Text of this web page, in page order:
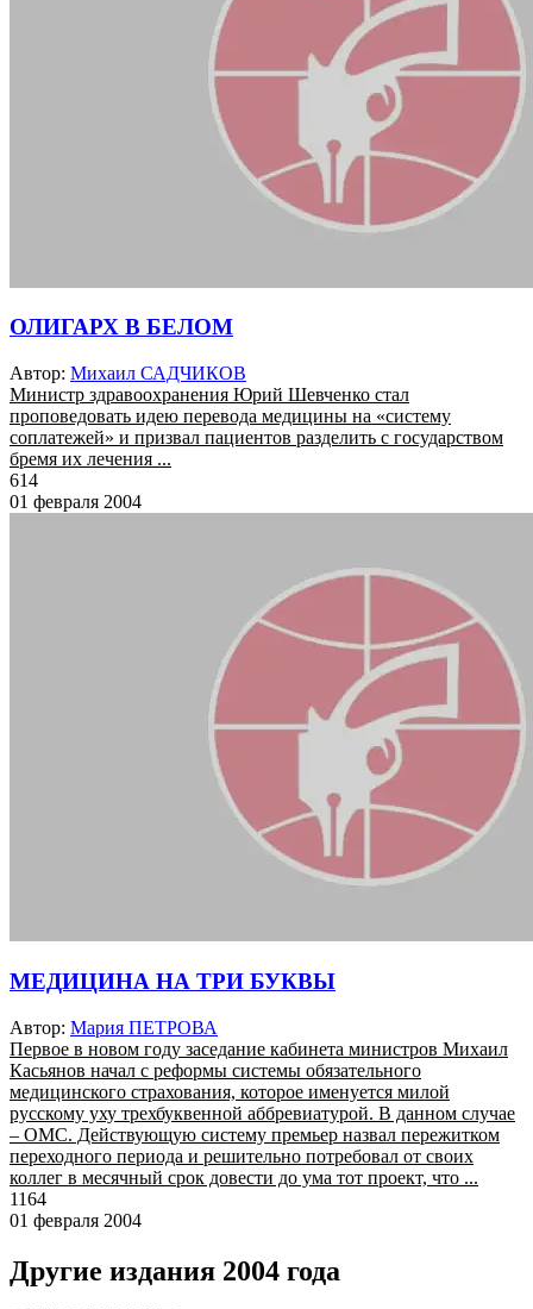
ОЛИГАРХ В БЕЛОМ
Автор: Михаил САДЧИКОВ
Министр здравоохранения Юрий Шевченко стал
проповедовать идею перевода медицины на «систему
соплатежей» и призвал пациентов разделить с государством
бремя их лечения ...
614
01 февраля 2004
МЕДИЦИНА НА ТРИ БУКВЫ
Автор: Мария ПЕТРОВА
Первое в новом году заседание кабинета министров Михаил
Касьянов начал с реформы системы обязательного
медицинского страхования, которое именуется милой
русскому уху трехбуквенной аббревиатурой. В данном случае
– ОМС. Действующую систему премьер назвал пережитком
переходного периода и решительно потребовал от своих
коллег в месячный срок довести до ума тот проект, что ...
1164
01 февраля 2004
Другие издания 2004 года